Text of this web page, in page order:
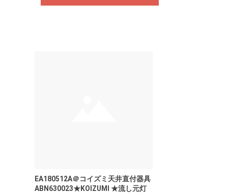
EA180512A＠コイズミ天井直付器具
ABN630023★KOIZUMI ★流し元灯